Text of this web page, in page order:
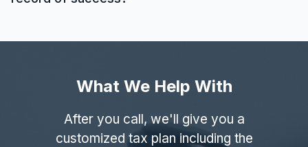
What We Help With
After you call, we'll give you a
customized tax plan including the